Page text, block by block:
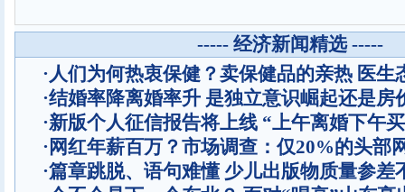
----- 经济新闻精选 -----
·人们为何热衷保健？卖保健品的亲热 医生
·结婚率降离婚率升 是独立意识崛起还是房
·新版个人征信报告将上线 “上午离婚下午
· 网红年薪百万？市场调查：仅20%的头部
·篇章跳脱、语句难懂 少儿出版物质量参差